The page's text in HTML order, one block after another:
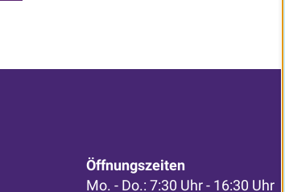
Öffnungszeiten
Mo. - Do.: 7:30 Uhr - 16:30 Uhr